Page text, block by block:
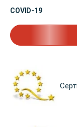
COVID-19